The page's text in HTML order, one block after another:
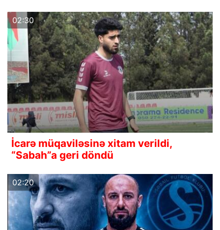
02:30
İcarə müqaviləsinə xitam verildi,
“Sabah”a geri döndü
02:20